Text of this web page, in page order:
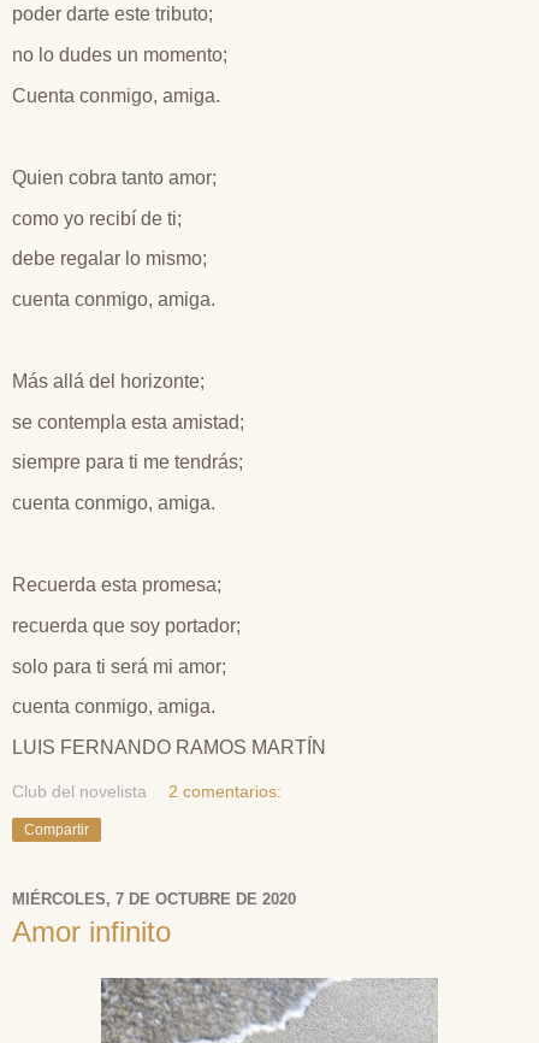
poder darte este tributo;
no lo dudes un momento;
Cuenta conmigo, amiga.
Quien cobra tanto amor;
como yo recibí de ti;
debe regalar lo mismo;
cuenta conmigo, amiga.
Más allá del horizonte;
se contempla esta amistad;
siempre para ti me tendrás;
cuenta conmigo, amiga.
Recuerda esta promesa;
recuerda que soy portador;
solo para ti será mi amor;
cuenta conmigo, amiga.
LUIS FERNANDO RAMOS MARTÍN
Club del novelista 2 comentarios:
Compartir
MIÉRCOLES, 7 DE OCTUBRE DE 2020
Amor infinito